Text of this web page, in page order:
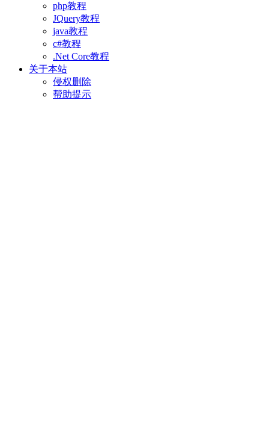
php教程
JQuery教程
java教程
c#教程
.Net Core教程
关于本站
侵权删除
帮助提示